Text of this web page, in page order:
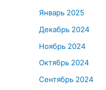
Январь 2025
Декабрь 2024
Ноябрь 2024
Октябрь 2024
Сентябрь 2024